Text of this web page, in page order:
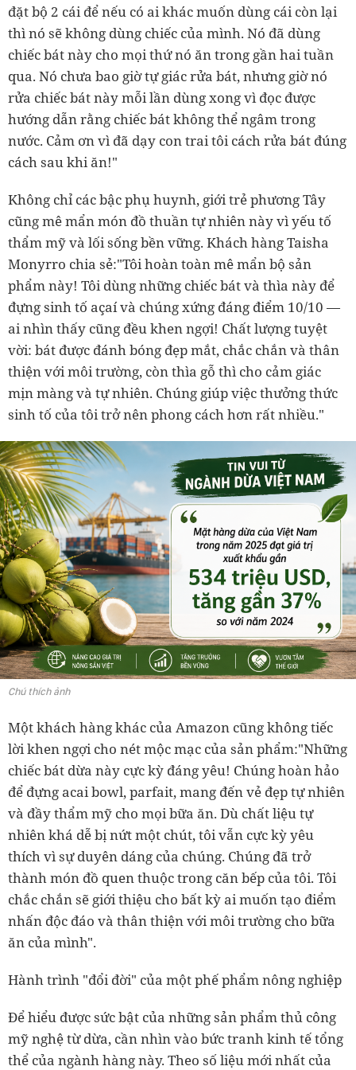
đặt bộ 2 cái để nếu có ai khác muốn dùng cái còn lại
thì nó sẽ không dùng chiếc của mình. Nó đã dùng
chiếc bát này cho mọi thứ nó ăn trong gần hai tuần
qua. Nó chưa bao giờ tự giác rửa bát, nhưng giờ nó
rửa chiếc bát này mỗi lần dùng xong vì đọc được
hướng dẫn rằng chiếc bát không thể ngâm trong
nước. Cảm ơn vì đã dạy con trai tôi cách rửa bát đúng
cách sau khi ăn!"
Không chỉ các bậc phụ huynh, giới trẻ phương Tây
cũng mê mẩn món đồ thuần tự nhiên này vì yếu tố
thẩm mỹ và lối sống bền vững. Khách hàng Taisha
Monyrro chia sẻ:"Tôi hoàn toàn mê mẩn bộ sản
phẩm này! Tôi dùng những chiếc bát và thìa này để
đựng sinh tố açaí và chúng xứng đáng điểm 10/10 —
ai nhìn thấy cũng đều khen ngợi! Chất lượng tuyệt
vời: bát được đánh bóng đẹp mắt, chắc chắn và thân
thiện với môi trường, còn thìa gỗ thì cho cảm giác
mịn màng và tự nhiên. Chúng giúp việc thưởng thức
sinh tố của tôi trở nên phong cách hơn rất nhiều."
Chú thích ảnh
Một khách hàng khác của Amazon cũng không tiếc
lời khen ngợi cho nét mộc mạc của sản phẩm:"Những
chiếc bát dừa này cực kỳ đáng yêu! Chúng hoàn hảo
để đựng acai bowl, parfait, mang đến vẻ đẹp tự nhiên
và đầy thẩm mỹ cho mọi bữa ăn. Dù chất liệu tự
nhiên khá dễ bị nứt một chút, tôi vẫn cực kỳ yêu
thích vì sự duyên dáng của chúng. Chúng đã trở
thành món đồ quen thuộc trong căn bếp của tôi. Tôi
chắc chắn sẽ giới thiệu cho bất kỳ ai muốn tạo điểm
nhấn độc đáo và thân thiện với môi trường cho bữa
ăn của mình".
Hành trình "đổi đời" của một phế phẩm nông nghiệp
Để hiểu được sức bật của những sản phẩm thủ công
mỹ nghệ từ dừa, cần nhìn vào bức tranh kinh tế tổng
thể của ngành hàng này. Theo số liệu mới nhất của